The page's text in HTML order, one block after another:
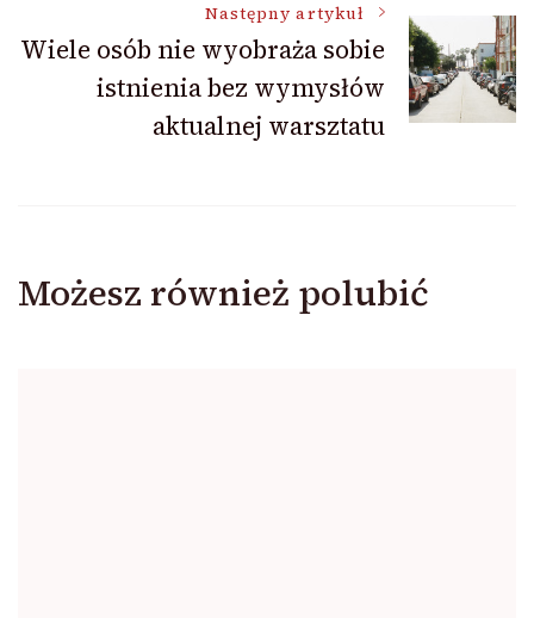
Następny artykuł
Wiele osób nie wyobraża sobie
istnienia bez wymysłów
aktualnej warsztatu
Możesz również polubić